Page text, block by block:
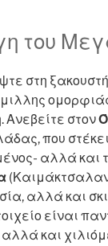
του
στη
ομορφιάς
Ανεβείτε στον
που
αλλά και
αλλά και
είναι
αλλά και